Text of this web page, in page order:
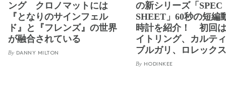
ング クロノマットには
『となりのサインフェル
ド』と『フレンズ』の世界
が融合されている
By DANNY MILTON
の新シリーズ「SPEC
SHEET」60秒の短編
時計を紹介！ 初回
イトリング、カルテ
ブルガリ、ロレックス
By HODINKEE